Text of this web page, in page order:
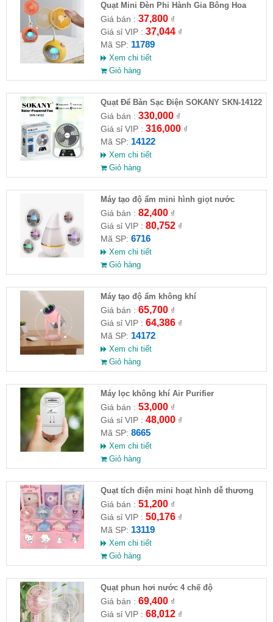
Quạt Mini Đèn Phi Hành Gia Bông Hoa
HD6604
Giá bán : 37,800₫
Giá sỉ VIP : 37,044₫
Mã SP: 11789
Xem chi tiết
Giỏ hàng
Quạt Để Bàn Sạc Điện SOKANY SKN-14122
Năng Lượng Mặt Trời 6inch
Giá bán : 330,000₫
Giá sỉ VIP : 316,000₫
Mã SP: 14122
Xem chi tiết
Giỏ hàng
Máy tạo độ ẩm mini hình giọt nước
Giá bán : 82,400₫
Giá sỉ VIP : 80,752₫
Mã SP: 6716
Xem chi tiết
Giỏ hàng
Máy tạo độ ẩm không khí
Giá bán : 65,700₫
Giá sỉ VIP : 64,386₫
Mã SP: 14172
Xem chi tiết
Giỏ hàng
Máy lọc không khí Air Purifier
Giá bán : 53,000₫
Giá sỉ VIP : 48,000₫
Mã SP: 8665
Xem chi tiết
Giỏ hàng
Quạt tích điện mini hoạt hình dễ thương
Giá bán : 51,200₫
Giá sỉ VIP : 50,176₫
Mã SP: 13119
Xem chi tiết
Giỏ hàng
Quạt phun hơi nước 4 chế độ
Giá bán : 69,400₫
Giá sỉ VIP : 68,012₫